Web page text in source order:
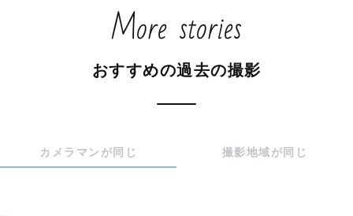
多くのご家族様の成長やお祝いを見守らせていただいてい
写真を学び、
More stories
おすすめの過去の撮影
カメラマンが同じ 撮影地域が同じ